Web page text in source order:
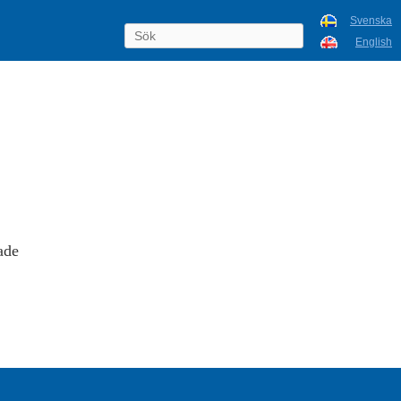
Svenska
English